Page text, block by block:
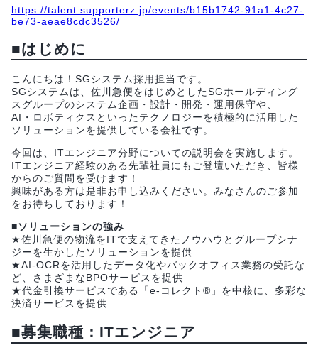
https://talent.supporterz.jp/events/b15b1742-91a1-4c27-
be73-aeae8cdc3526/
■はじめに
こんにちは！SGシステム採用担当です。
SGシステムは、佐川急便をはじめとしたSGホールディング
スグループのシステム企画・設計・開発・運用保守や、
AI・ロボティクスといったテクノロジーを積極的に活用した
ソリューションを提供している会社です。
今回は、ITエンジニア分野についての説明会を実施します。
ITエンジニア経験のある先輩社員にもご登壇いただき、皆様
からのご質問を受けます！
興味がある方は是非お申し込みください。みなさんのご参加
をお待ちしております！
■ソリューションの強み
★佐川急便の物流をITで支えてきたノウハウとグループシナ
ジーを生かしたソリューションを提供
★AI-OCRを活用したデータ化やバックオフィス業務の受託な
ど、さまざまなBPOサービスを提供
★代金引換サービスである「e-コレクト®」を中核に、多彩な
決済サービスを提供
■募集職種：ITエンジニア